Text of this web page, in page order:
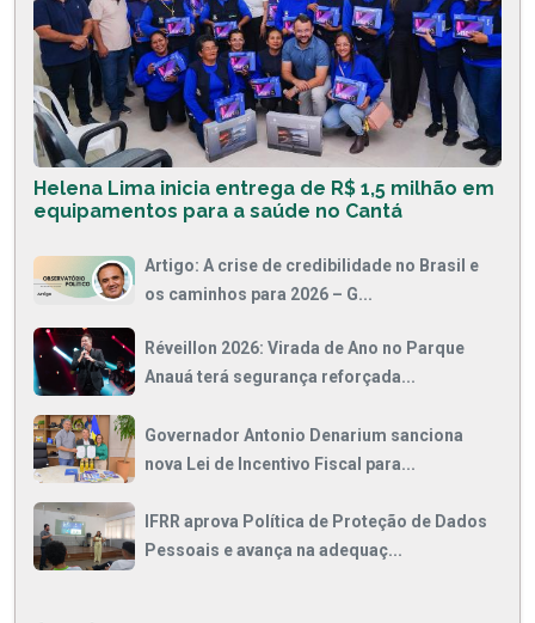
Helena Lima inicia entrega de R$ 1,5 milhão em
equipamentos para a saúde no Cantá
Artigo: A crise de credibilidade no Brasil e
os caminhos para 2026 – G...
Réveillon 2026: Virada de Ano no Parque
Anauá terá segurança reforçada...
Governador Antonio Denarium sanciona
nova Lei de Incentivo Fiscal para...
IFRR aprova Política de Proteção de Dados
Pessoais e avança na adequaç...